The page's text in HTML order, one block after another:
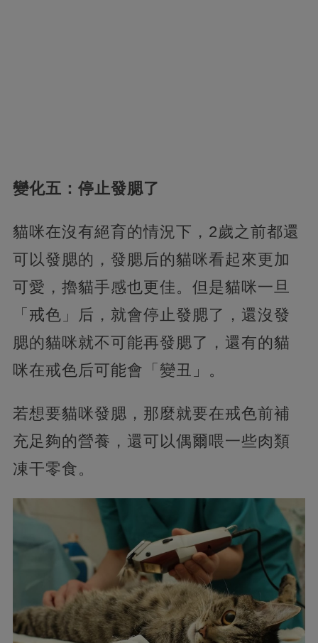
變化五：停止發腮了
貓咪在沒有絕育的情況下，2歲之前都還
可以發腮的，發腮后的貓咪看起來更加
可愛，擼貓手感也更佳。但是貓咪一旦
「戒色」后，就會停止發腮了，還沒發
腮的貓咪就不可能再發腮了，還有的貓
咪在戒色后可能會「變丑」。
若想要貓咪發腮，那麼就要在戒色前補
充足夠的營養，還可以偶爾喂一些肉類
凍干零食。